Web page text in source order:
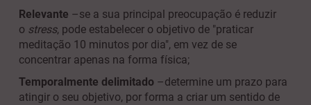
Relevante –se a sua principal preocupação é reduzir
o stress, pode estabelecer o objetivo de "praticar
meditação 10 minutos por dia", em vez de se
concentrar apenas na forma física;
Temporalmente delimitado –determine um prazo para
atingir o seu objetivo, por forma a criar um sentido de